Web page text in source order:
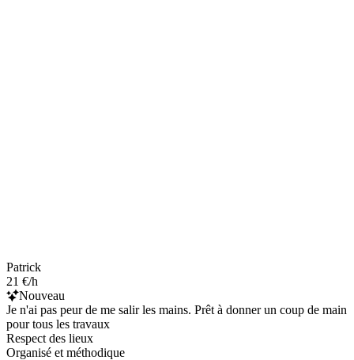
Patrick
21 €/h
Nouveau
Je n'ai pas peur de me salir les mains. Prêt à donner un coup de main
pour tous les travaux
Respect des lieux
Organisé et méthodique